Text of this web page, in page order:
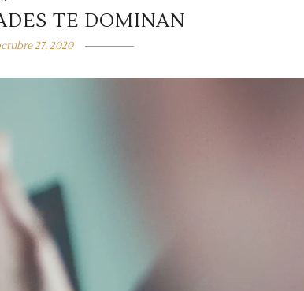
TE DOMINAN
27, 2020